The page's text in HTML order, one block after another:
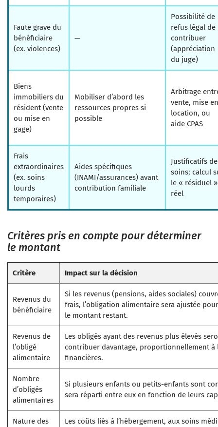
Faute grave du
bénéficiaire
(ex. violences)
—
Possibilité de
refus légal de
contribuer
(appréciation
du juge)
Biens
immobiliers du
résident (vente
ou mise en
gage)
Mobiliser d’abord les
ressources propres si
possible
Arbitrage
vente, mise en
location, ou
aide CPAS
Frais
extraordinaires
(ex. soins
lourds
temporaires)
Aides spécifiques
(INAMI/assurances) avant
contribution familiale
Justificatifs de
soins; calcul
le « résiduel »
réel
Critères pris en compte pour déterminer
le montant
Critère Impact sur la décision
Revenus du
bénéficiaire
Si les revenus (pensions, aides sociales)
frais, l’obligation alimentaire sera ajustée
le montant restant.
Revenus de
l’obligé
alimentaire
Les obligés ayant des revenus plus élevés
contribuer davantage, proportionnellement à
financières.
Nombre
d’obligés
alimentaires
Si plusieurs enfants ou petits-enfants sont
sera réparti entre eux en fonction de leurs
Nature des
Les coûts liés à l’hébergement, aux soins